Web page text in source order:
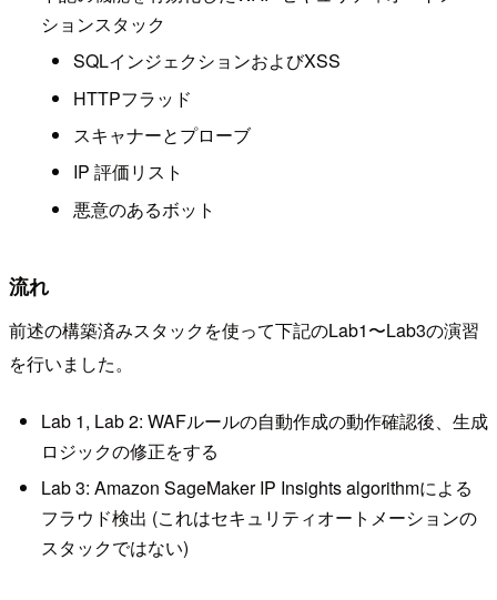
ションスタック
SQLインジェクションおよびXSS
HTTPフラッド
スキャナーとプローブ
IP 評価リスト
悪意のあるボット
流れ
前述の構築済みスタックを使って下記のLab1〜Lab3の演習
を行いました。
Lab 1, Lab 2: WAFルールの自動作成の動作確認後、生成
ロジックの修正をする
Lab 3: Amazon SageMaker IP Insights algorithmによる
フラウド検出 (これはセキュリティオートメーションの
スタックではない)